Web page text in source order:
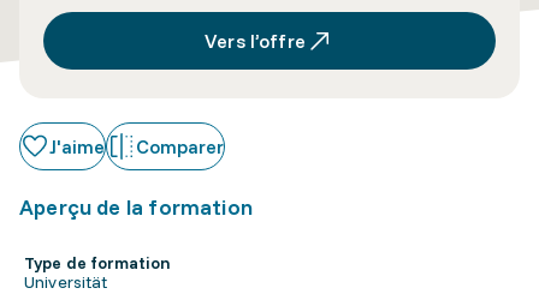
Vers l’offre
J'aime Comparer
Aperçu de la formation
Type de formation
Universität